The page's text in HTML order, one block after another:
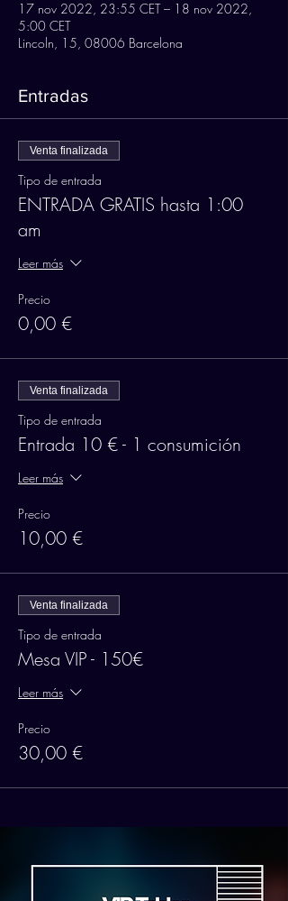
17 nov 2022, 23:55 CET – 18 nov 2022,
5:00 CET
Lincoln, 15, 08006 Barcelona
Entradas
Venta finalizada
Tipo de entrada
ENTRADA GRATIS hasta 1:00
am
Leer más
Precio
0,00 €
Venta finalizada
Tipo de entrada
Entrada 10 € - 1 consumición
Leer más
Precio
10,00 €
Venta finalizada
Tipo de entrada
Mesa VIP - 150€
Leer más
Precio
30,00 €